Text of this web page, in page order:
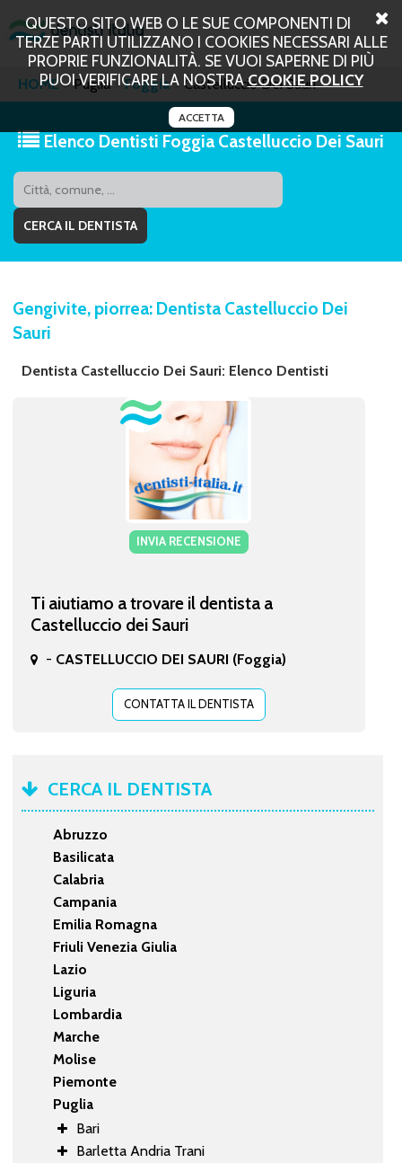
QUESTO SITO WEB O LE SUE COMPONENTI DI
TERZE PARTI UTILIZZANO I COOKIES NECESSARI ALLE
PROPRIE FUNZIONALITÀ. SE VUOI SAPERNE DI PIÙ
PUOI VERIFICARE LA NOSTRACOOKIE POLICY
ACCETTA
HOME Puglia Foggia Castelluccio Dei Sauri
Elenco Dentisti Foggia Castelluccio Dei Sauri
Gengivite, piorrea: Dentista Castelluccio Dei
Sauri
Dentista Castelluccio Dei Sauri: Elenco Dentisti
INVIA RECENSIONE
Ti aiutiamo a trovare il dentista a
Castelluccio dei Sauri
- CASTELLUCCIO DEI SAURI (Foggia)
CONTATTA IL DENTISTA
CERCA IL DENTISTA
Abruzzo
Basilicata
Calabria
Campania
Emilia Romagna
Friuli Venezia Giulia
Lazio
Liguria
Lombardia
Marche
Molise
Piemonte
Puglia
Bari
Barletta Andria Trani